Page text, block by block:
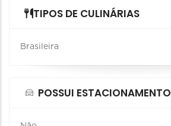
TIPOS DE CULINÁRIAS
Brasileira
POSSUI ESTACIONAMENTO